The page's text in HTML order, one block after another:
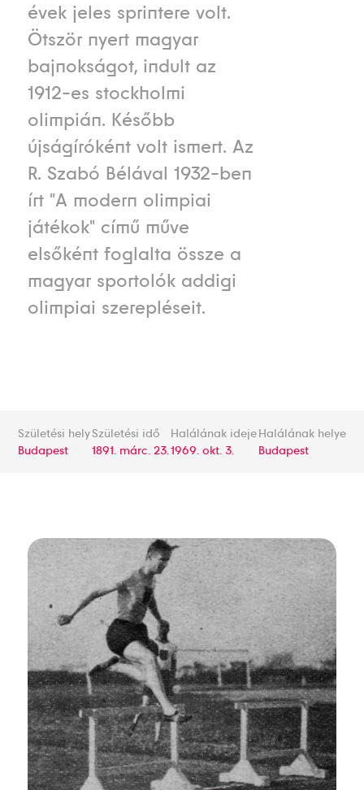
évek jeles sprintere volt.
Ötször nyert magyar
bajnokságot, indult az
1912-es stockholmi
olimpián. Később
újságíróként volt ismert. Az
R. Szabó Bélával 1932-ben
írt "A modern olimpiai
játékok" című műve
elsőként foglalta össze a
magyar sportolók addigi
olimpiai szerepléseit.
Születési hely
Budapest
Születési idő
1891. márc. 23.
Halálának ideje
1969. okt. 3.
Halálának helye
Budapest